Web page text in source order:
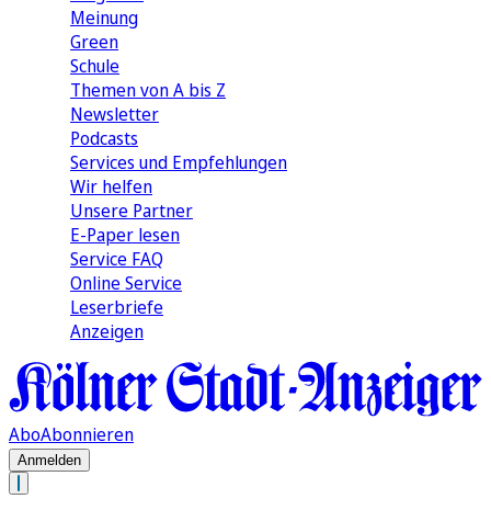
Meinung
Green
Schule
Themen von A bis Z
Newsletter
Podcasts
Services und Empfehlungen
Wir helfen
Unsere Partner
E-Paper lesen
Service FAQ
Online Service
Leserbriefe
Anzeigen
AboAbonnieren
Anmelden